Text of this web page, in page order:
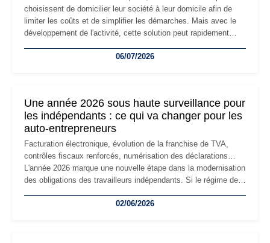
choisissent de domicilier leur société à leur domicile afin de
limiter les coûts et de simplifier les démarches. Mais avec le
développement de l'activité, cette solution peut rapidement
professionnels, recrutement, image de marque… Le
06/07/2026
Une année 2026 sous haute surveillance pour
les indépendants : ce qui va changer pour les
auto-entrepreneurs
Facturation électronique, évolution de la franchise de TVA,
contrôles fiscaux renforcés, numérisation des déclarations…
L'année 2026 marque une nouvelle étape dans la modernisation
des obligations des travailleurs indépendants. Si le régime de
les auto-entrepreneurs devront s'adapter à un environnement
02/06/2026